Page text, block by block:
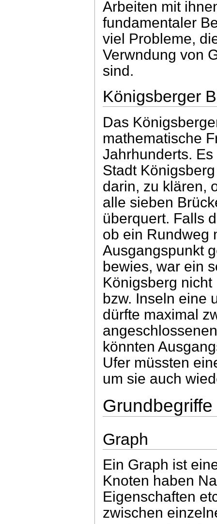
Arbeiten mit
fundamentaler
viel Probleme,
Verwndung von
sind.
Königsberger
Das
mathematische
Jahrhunderts.
Stadt
darin, zu klären,
alle sieben
überquert. Falls
ob ein Rundweg
Ausgangspunkt
bewies, war ein
Königsberg
bzw. Inseln eine
dürfte maximal
könnten
Ufer müssten
um sie auch
Graph
Ein Graph ist
Knoten haben
Eigenschaften
zwischen